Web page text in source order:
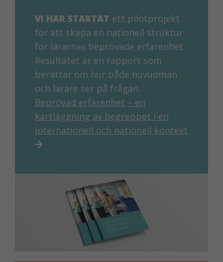
VI HAR STARTAT ett pilotprojekt
för att skapa en nationell struktur
för lärarnas beprövade erfarenhet.
Resultatet är en rapport som
berättar om hur både huvudmän
och lärare ser på frågan.
Beprövad erfarenhet – en
kartläggning av begreppet i en
internationell och nationell kontext